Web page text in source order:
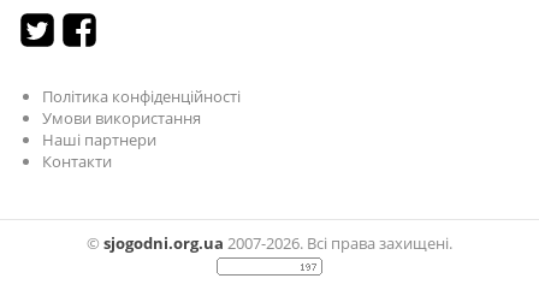
Політика конфіденційності
Умови використання
Наші партнери
Контакти
© sjogodni.org.ua 2007-2026. Всі права захищені.